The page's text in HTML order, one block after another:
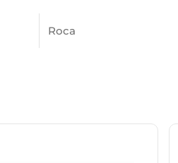
Roca